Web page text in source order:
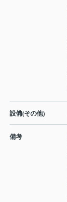
設備(その他)
備考